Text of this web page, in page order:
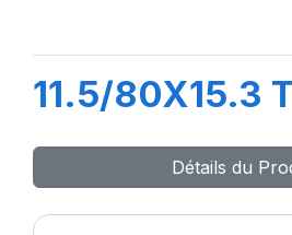
11.5/80X15.3
Détails du